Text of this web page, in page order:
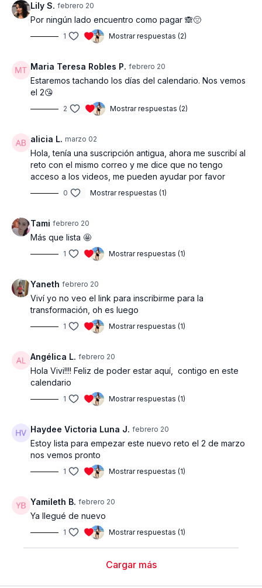
Primer lugar: $1,000 USD
Segundo lugar: $500 USD
Tercer lugar: $250 USD
Premios al azar (10 en total):
5 premios de $150 USD = $750 USD
5 premios de $100 USD = $500 USD
Total premios al azar: $1,250 USD
sumando aproximadamente $700 USD adicionales en premios.
En total son 18 oportunidades reales de ganar. No necesitas
quedar entre las mejores transformaciones para tener
posibilidad de premio; también puedes ser una de las
personas escogidas al azar.
Estructura del Programa
Este programa incluye22 rutinas exclusivas
específicamente para Transformación Total – 60 DÍAS.
Las rutinas están estructuradas de manera progresiva, con
entrenamientos por semana.
Cada 2 semanas el enfoque cambia estratégicamente para
continuar avanzando, aumentar intensidad y evitar
estancamientos.
El objetivo es progresar de forma inteligente, segura y
efectiva durante todo el programa.
Equipo necesario
• Mancuernas de diferentes pesos
• Ligas o bandas elásticas
• Una silla o banco estable
resultados.
Si cuentas con barras u otros equipos adicionales, puedes
incorporarlos opcionalmente según tu nivel y preferencia.
INFORMACIÓN IMPORTANTE
Lily S. febrero 20
Por ningún lado encuentro como pagar 🙈😔
1 Mostrar respuestas (2)
Maria Teresa Robles P. febrero 20
Estaremos tachando los días del calendario. Nos vemos
el 2😘
2 Mostrar respuestas (2)
alicia L. marzo 02
Hola, tenía una suscripción antigua, ahora me suscribí al
reto con el mismo correo y me dice que no tengo
acceso a los videos, me pueden ayudar por favor
0 Mostrar respuestas (1)
Tami febrero 20
Más que lista 🤩
1 Mostrar respuestas (1)
Yaneth febrero 20
Viví yo no veo el link para inscribirme para la
transformación, oh es luego
1 Mostrar respuestas (1)
Angélica L. febrero 20
Hola Vivi!!!! Feliz de poder estar aquí, contigo en este
calendario
1 Mostrar respuestas (1)
Haydee Victoria Luna J. febrero 20
Estoy lista para empezar este nuevo reto el 2 de marzo
nos vemos pronto
1 Mostrar respuestas (1)
Yamileth B. febrero 20
Ya llegué de nuevo
1 Mostrar respuestas (1)
Cargar más